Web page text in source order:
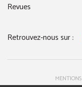
Revues
Retrouvez-nous sur :